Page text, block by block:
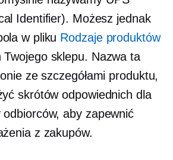
Identifier). Możesz jednak
w pliku Rodzaje produktów
sklepu. Nazwa ta
ze szczegółami produktu,
skrótów odpowiednich dla
aby zapewnić
z zakupów.